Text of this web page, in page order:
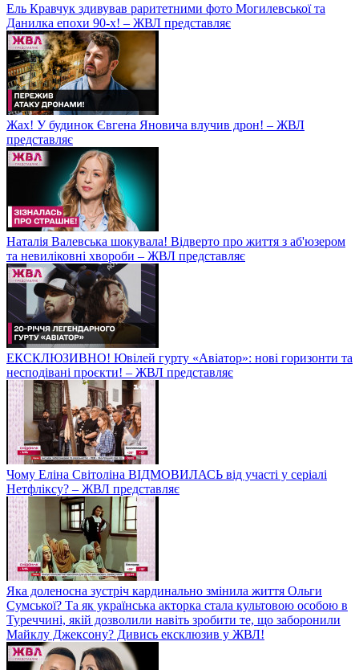
Ель Кравчук здивував раритетними фото Могилевської та
Данилка епохи 90-х! – ЖВЛ представляє
Жах! У будинок Євгена Яновича влучив дрон! – ЖВЛ
представляє
Наталія Валевська шокувала! Відверто про життя з аб'юзером
та невиліковні хвороби – ЖВЛ представляє
ЕКСКЛЮЗИВНО! Ювілей гурту «Авіатор»: нові горизонти та
несподівані проєкти! – ЖВЛ представляє
Чому Еліна Світоліна ВІДМОВИЛАСЬ від участі у серіалі
Нетфліксу? – ЖВЛ представляє
Яка доленосна зустріч кардинально змінила життя Ольги
Сумської? Та як українська акторка стала культовою особою в
Туреччині, якій дозволили навіть зробити те, що заборонили
Майклу Джексону? Дивись ексклюзив у ЖВЛ!